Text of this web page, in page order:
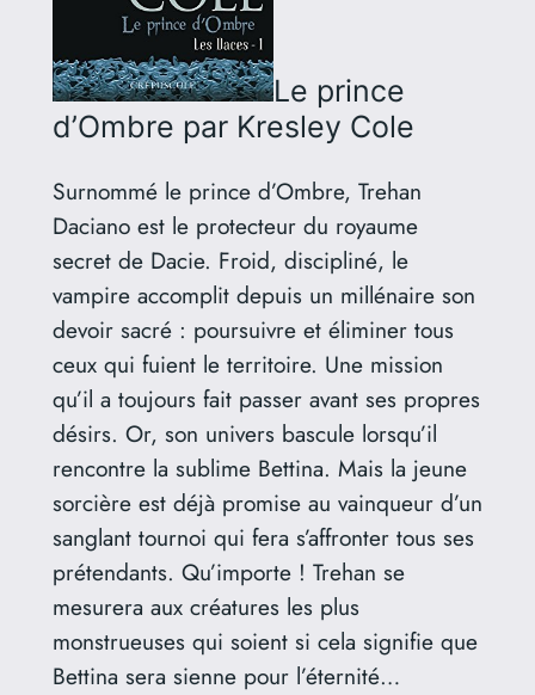
Le prince
d’Ombre par Kresley Cole
Surnommé le prince d’Ombre, Trehan
Daciano est le protecteur du royaume
secret de Dacie. Froid, discipliné, le
vampire accomplit depuis un millénaire son
devoir sacré : poursuivre et éliminer tous
ceux qui fuient le territoire. Une mission
qu’il a toujours fait passer avant ses propres
désirs. Or, son univers bascule lorsqu’il
rencontre la sublime Bettina. Mais la jeune
sorcière est déjà promise au vainqueur d’un
sanglant tournoi qui fera s’affronter tous ses
prétendants. Qu’importe ! Trehan se
mesurera aux créatures les plus
monstrueuses qui soient si cela signifie que
Bettina sera sienne pour l’éternité…